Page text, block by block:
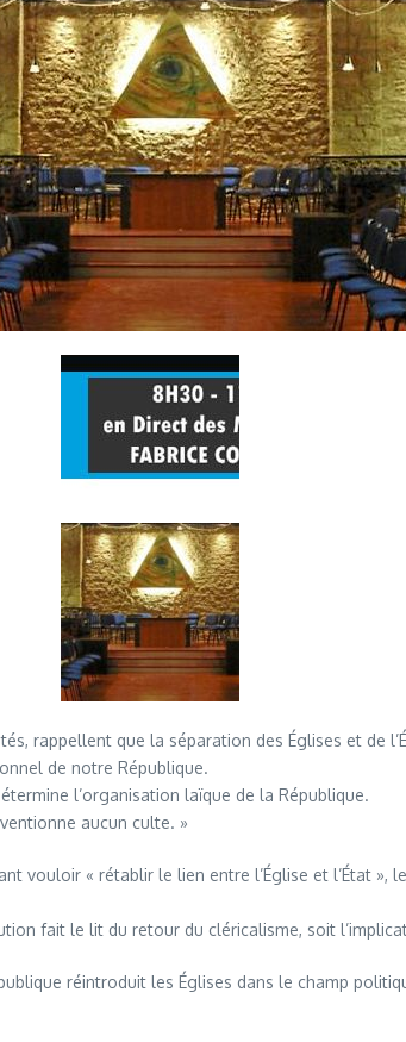
rappellent que la séparation des Églises et de
de notre République.
l’organisation laïque de la République.
aucun culte. »
vouloir « rétablir le lien entre l’Église et l’État »,
fait le lit du retour du cléricalisme, soit
réintroduit les Églises dans le champ